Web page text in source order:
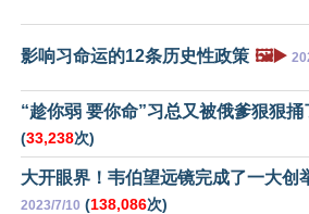
影响习命运的12条历史性政策 🖼️▶️
“趁你弱 要你命”习总又被俄爹狠狠捅
(33,238次)
大开眼界！韦伯望远镜完成了一大创
2023/7/10 (138,086次)